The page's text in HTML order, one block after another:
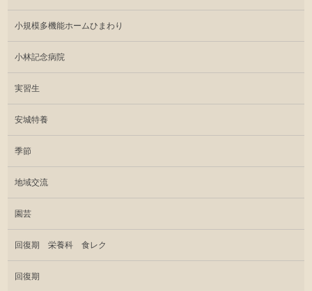
小規模多機能ホームひまわり
小林記念病院
実習生
安城特養
季節
地域交流
園芸
回復期 栄養科 食レク
回復期